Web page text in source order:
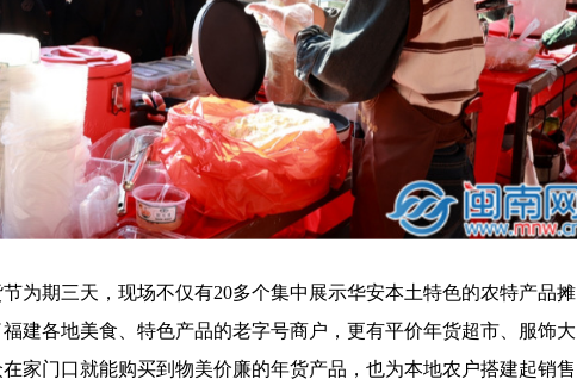
期三天，现场不仅有20多个集中展示华安本土特色的农特产品摊
建各地美食、特色产品的老字号商户，更有平价年货超市、服饰大
家门口就能购买到物美价廉的年货产品，也为本地农户搭建起销售